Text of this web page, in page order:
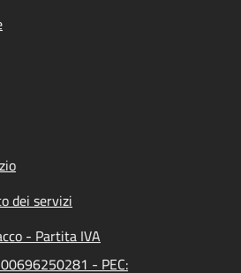
dei servizi
- Partita IVA
- PEC: